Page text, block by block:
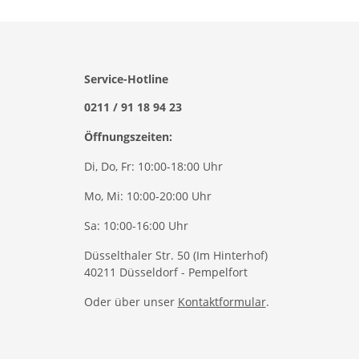
Service-Hotline
0211 / 91 18 94 23
Öffnungszeiten:
Di, Do, Fr: 10:00-18:00 Uhr
Mo, Mi: 10:00-20:00 Uhr
Sa: 10:00-16:00 Uhr
Düsselthaler Str. 50 (Im Hinterhof)
40211 Düsseldorf - Pempelfort
Oder über unser Kontaktformular.